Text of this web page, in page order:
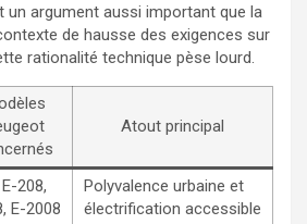
un argument aussi important que la
de hausse des exigences sur
rationalité technique pèse lourd.
Atout principal
208,
E-2008
Polyvalence urbaine et
électrification accessible